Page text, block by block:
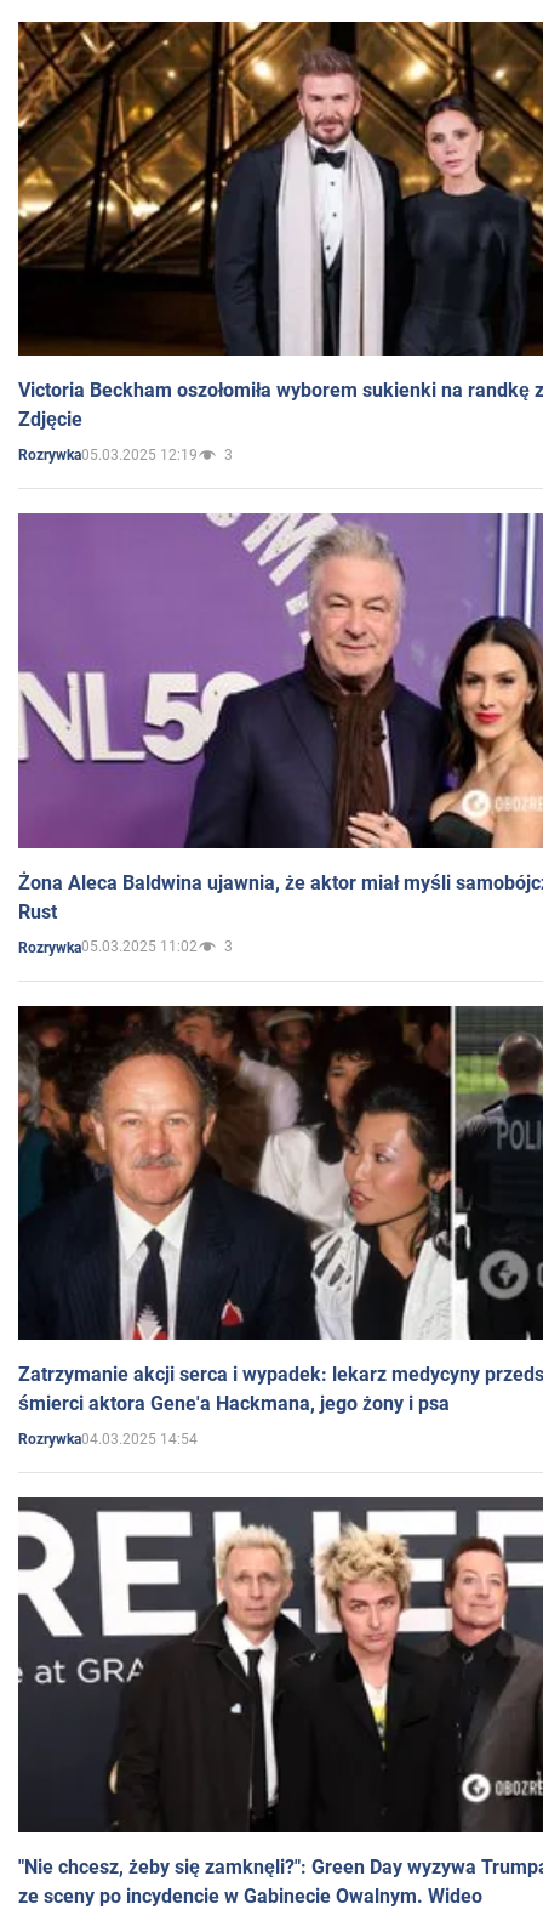
Victoria Beckham oszołomiła wyborem sukienki na randkę
Zdjęcie
Rozrywka05.03.2025 12:19 3
Żona Aleca Baldwina ujawnia, że aktor miał myśli
Rust
Rozrywka05.03.2025 11:02 3
Zatrzymanie akcji serca i wypadek: lekarz medycyny
śmierci aktora Gene'a Hackmana, jego żony i psa
Rozrywka04.03.2025 14:54
"Nie chcesz, żeby się zamknęli?": Green Day wyzywa
ze sceny po incydencie w Gabinecie Owalnym. Wideo